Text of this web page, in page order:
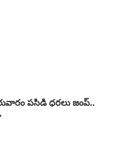
పసిడి ధరలు జంప్..